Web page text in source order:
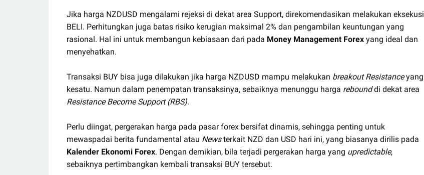
Jika harga NZDUSD mengalami rejeksi di dekat area Support, direkomendasikan melakukan eksekusi
BELI. Perhitungkan juga batas risiko kerugian maksimal 2% dan pengambilan keuntungan yang
rasional. Hal ini untuk membangun kebiasaan dari pada Money Management Forex yang ideal dan
menyehatkan.
Transaksi BUY bisa juga dilakukan jika harga NZDUSD mampu melakukan breakout Resistanceyang
kesatu. Namun dalam penempatan transaksinya, sebaiknya menunggu harga rebounddi dekat area
Resistance Become Support (RBS).
Perlu diingat, pergerakan harga pada pasar forex bersifat dinamis, sehingga penting untuk
mewaspadai berita fundamental atau Newsterkait NZD dan USD hari ini, yang biasanya dirilis pada
Kalender Ekonomi Forex. Dengan demikian, bila terjadi pergerakan harga yang upredictable,
sebaiknya pertimbangkan kembali transaksi BUY tersebut.